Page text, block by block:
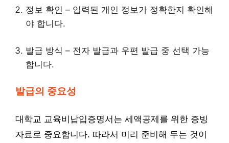
정보 확인 – 입력된 개인 정보가 정확한지 확인해
야 합니다.
발급 방식 – 전자 발급과 우편 발급 중 선택 가능
합니다.
발급의 중요성
대학교 교육비납입증명서는 세액공제를 위한 증빙
자료로 중요합니다. 따라서 미리 준비해 두는 것이